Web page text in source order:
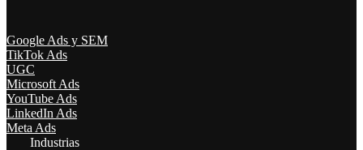
Google Ads y SEM
TikTok Ads
UGC
Microsoft Ads
YouTube Ads
LinkedIn Ads
Meta Ads
Industrias